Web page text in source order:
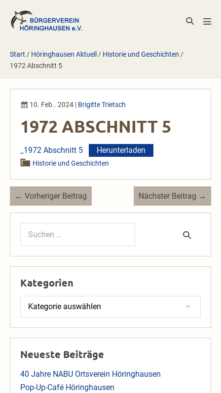
Inhalt
springen
Suche-
Start / Höringhausen Aktuell / Historie und Geschichten /
1972 Abschnitt 5
10. Feb.. 2024 | Brigitte Trietsch
1972 ABSCHNITT 5
_1972 Abschnitt 5 Herunterladen
Historie und Geschichten
Beitragsnavigation
← Vorheriger Beitrag Nächster Beitrag →
Suchen
Kategorien
Kategorien
Neueste Beiträge
40 Jahre NABU Ortsverein Höringhausen
Pop-Up-Café Höringhausen